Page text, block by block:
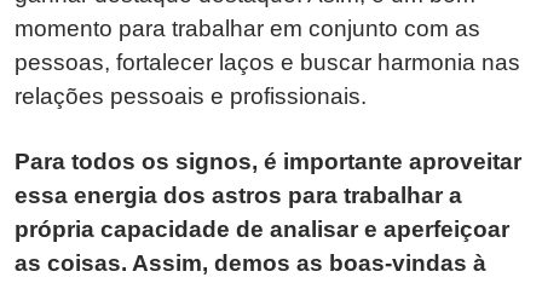
momento para trabalhar em conjunto com as
pessoas, fortalecer laços e buscar harmonia nas
relações pessoais e profissionais.
Para todos os signos, é importante aproveitar
essa energia dos astros para trabalhar a
própria capacidade de analisar e aperfeiçoar
as coisas. Assim, demos as boas-vindas à